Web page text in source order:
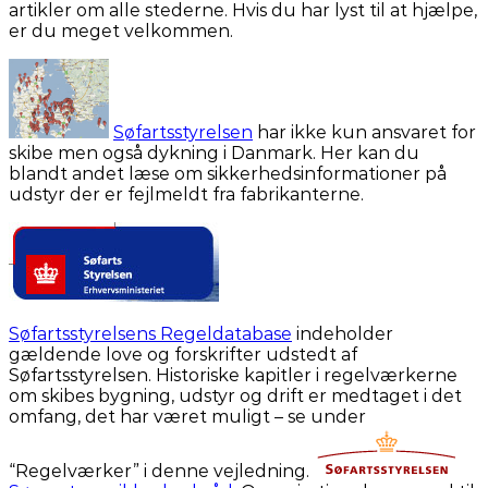
artikler om alle stederne. Hvis du har lyst til at hjælpe,
er du meget velkommen.
Søfartsstyrelsen har ikke kun ansvaret for
skibe men også dykning i Danmark. Her kan du
blandt andet læse om sikkerhedsinformationer på
udstyr der er fejlmeldt fra fabrikanterne.
Søfartsstyrelsens Regeldatabase indeholder
gældende love og forskrifter udstedt af
Søfartsstyrelsen. Historiske kapitler i regelværkerne
om skibes bygning, udstyr og drift er medtaget i det
omfang, det har været muligt – se under
“Regelværker” i denne vejledning.